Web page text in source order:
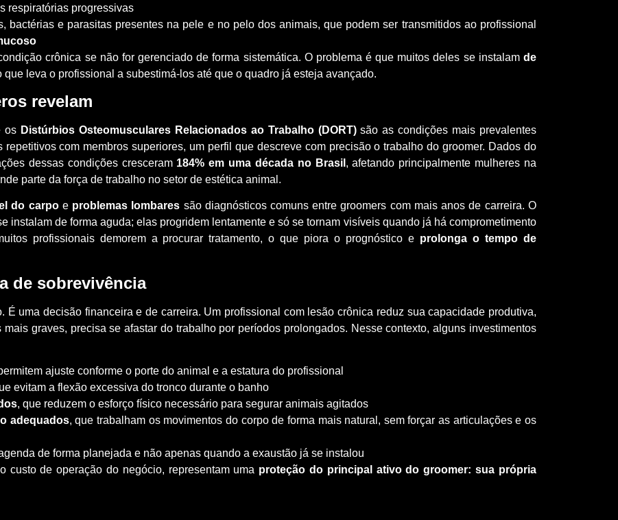
respiratórias progressivas
bactérias e parasitas presentes na pele e no pelo dos animais, que podem ser transmitidos ao profissional
crônica se não for gerenciado de forma sistemática. O problema é que muitos deles se instalam de
que leva o profissional a subestimá-los até que o quadro já esteja avançado.
revelam
os Distúrbios Osteomusculares Relacionados ao Trabalho (DORT)são as condições mais prevalentes
com membros superiores, um perfil que descreve com precisão o trabalho do groomer. Dados do
dessas condições cresceram 184% em uma década no Brasil , afetando principalmente mulheres na
parte da força de trabalho no setor de estética animal.
do carpoe problemas lombares são diagnósticos comuns entre groomers com mais anos de carreira. O
instalam de forma aguda; elas progridem lentamente e só se tornam visíveis quando já há comprometimento
profissionais demorem a procurar tratamento, o que piora o prognóstico e prolonga o tempo de
de sobrevivência
É uma decisão financeira e de carreira. Um profissional com lesão crônica reduz sua capacidade produtiva,
graves, precisa se afastar do trabalho por períodos prolongados. Nesse contexto, alguns investimentos
ajuste conforme o porte do animal e a estatura do profissional
evitam a flexão excessiva do tronco durante o banho
, que reduzem o esforço físico necessário para segurar animais agitados
adequados, que trabalham os movimentos do corpo de forma mais natural, sem forçar as articulações e os
de forma planejada e não apenas quando a exaustão já se instalou
custo de operação do negócio, representam uma proteção do principal ativo do groomer: sua própria